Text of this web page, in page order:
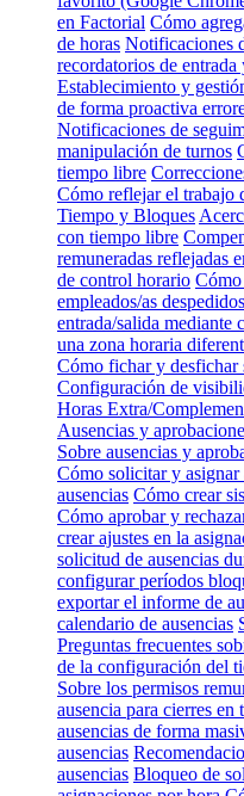
en Factorial Cómo
de horas Notificaciones
recordatorios de
Establecimiento y
de forma proactiva
Notificaciones de
manipulación de turnos
tiempo libre
Cómo reflejar el trabajo
Tiempo y Bloques
con tiempo libre
remuneradas reflejadas
de control horario Cómo
empleados/as
entrada/salida mediante
una zona horaria
Cómo fichar y
Configuración de
Horas Extra/
Ausencias y
Sobre ausencias y
Cómo solicitar y asignar
ausencias Cómo crear
Cómo aprobar y
crear ajustes en la
solicitud de ausencias
configurar períodos
exportar el informe de
calendario de ausencias
Preguntas frecuentes
de la configuración del
Sobre los permisos
ausencia para cierres en
ausencias de forma
ausencias
ausencias Bloqueo de